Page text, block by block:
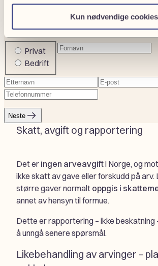
Kun nødvendige cookies
2
Company
or
private
Privat
Bedrift
Fornavn(Påkrevd)
Etternavn
E-
Telefonnummer
Neste
Skatt, avgift og rapportering
Det er ingen arveavgifti Norge, og
ikke skatt av gave eller forskudd på arv.
større gaver normalt oppgis i
annet av hensyn til formue.
Dette er rapportering – ikke beskatning
å unngå senere spørsmål.
Likebehandling av arvinger –